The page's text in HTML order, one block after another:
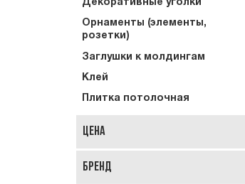
Декоративные уголки
Орнаменты (элементы,
розетки)
Заглушки к молдингам
Клей
Плитка потолочная
Цена
Бренд